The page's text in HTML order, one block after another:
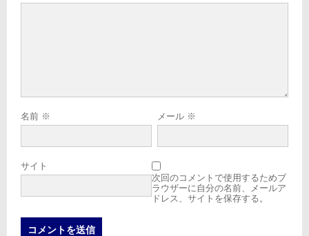
名前 ※ メール ※
サイト
次回のコメントで使用するためブ
ラウザーに自分の名前、メールア
ドレス、サイトを保存する。